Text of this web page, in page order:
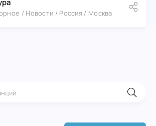
/ Новости / Россия / Москва